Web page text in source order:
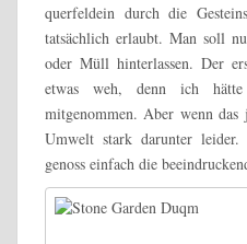
querfeldein durch die
tatsächlich erlaubt. Man soll
oder Müll hinterlassen. Der
etwas weh, denn ich
mitgenommen. Aber wenn
Umwelt stark darunter
genoss einfach die